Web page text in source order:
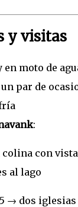
y visitas
en moto de
un par de
:
colina con
al lago
→ dos iglesias